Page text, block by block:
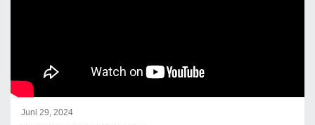
Juni 29, 2024